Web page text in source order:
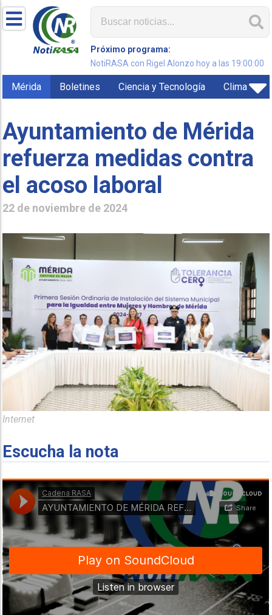
Próximo programa:
NotiRASA con Rigel Alonzo hoy a las 19:00:00
Mérida Boletines Ciencia y Tecnología Clima
Ayuntamiento de Mérida
refuerza medidas contra
el acoso laboral
22 de noviembre de 2024
Internet
Escucha la nota